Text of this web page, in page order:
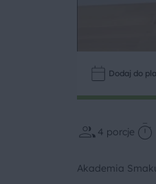
Dodaj do
4 porcje
Akademia